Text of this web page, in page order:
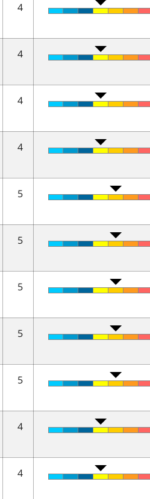
4
4
4
4
5
5
5
5
5
4
4